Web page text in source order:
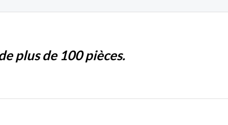
plus de 100 pièces.